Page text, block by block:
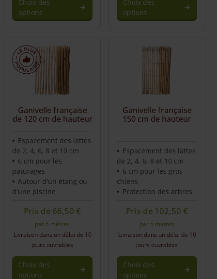
Choix des
options
has
multiple
variants.
The
options
be
chosen
the
product
page
Choix des
options
be
chosen
product
page
Ganivelle française
de 120 cm de hauteur
Espacement des lattes
de 2, 4, 6, 8 et 10 cm
6 cm pour les
paturages
Autour d'un étang ou
d'une piscine
Prix de 66,50€
par 5 mètres
Livraison dans un délai de 10
jours ouvrables
Choix des
options
Ganivelle française
150 cm de hauteur
Espacement des lattes
de 2, 4, 6, 8 et 10 cm
6 cm pour les gros
chiens
Protection des arbres
Prix de 102,50€
par 5 mètres
Livraison dans un délai de 10
jours ouvrables
Choix des
options